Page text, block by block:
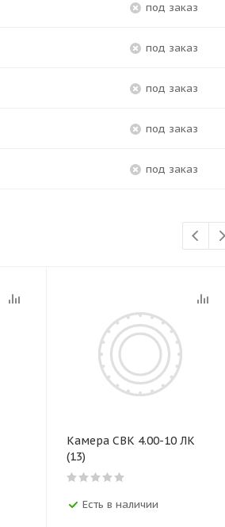
под заказ
под заказ
под заказ
под заказ
под заказ
Камера СВК 4.00-10 ЛК
(13)
Есть в наличии